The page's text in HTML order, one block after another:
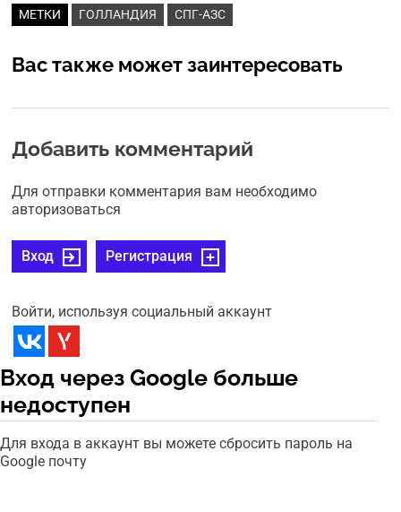
МЕТКИ ГОЛЛАНДИЯ СПГ-АЗС
Вас также может заинтересовать
Добавить комментарий
Для отправки комментария вам необходимо
авторизоваться
Вход Регистрация
Войти, используя социальный аккаунт
Вход через Google больше
недоступен
Для входа в аккаунт вы можете сбросить пароль на
Google почту